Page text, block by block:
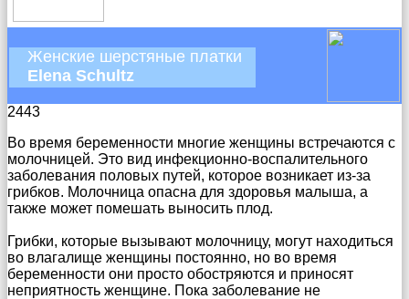
Женские шерстяные платки
Elena Schultz
2443
Во время беременности многие женщины встречаются с
молочницей. Это вид инфекционно-воспалительного
заболевания половых путей, которое возникает из-за
грибков. Молочница опасна для здоровья малыша, а
также может помешать выносить плод.
Грибки, которые вызывают молочницу, могут находиться
во влагалище женщины постоянно, но во время
беременности они просто обостряются и приносят
неприятность женщине. Пока заболевание не